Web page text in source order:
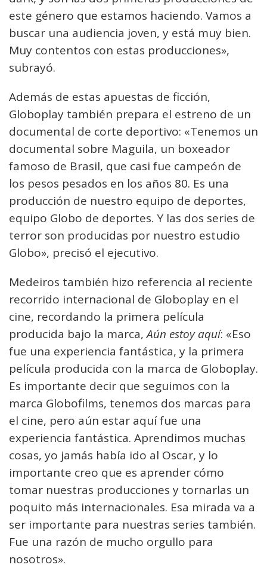
este género que estamos haciendo. Vamos a
buscar una audiencia joven, y está muy bien.
Muy contentos con estas producciones»,
subrayó.
Además de estas apuestas de ficción,
Globoplay también prepara el estreno de un
documental de corte deportivo: «Tenemos un
documental sobre Maguila, un boxeador
famoso de Brasil, que casi fue campeón de
los pesos pesados en los años 80. Es una
producción de nuestro equipo de deportes,
equipo Globo de deportes. Y las dos series de
terror son producidas por nuestro estudio
Globo», precisó el ejecutivo.
Medeiros también hizo referencia al reciente
recorrido internacional de Globoplay en el
cine, recordando la primera película
producida bajo la marca,Aún estoy aquí: «Eso
fue una experiencia fantástica, y la primera
película producida con la marca de Globoplay.
Es importante decir que seguimos con la
marca Globofilms, tenemos dos marcas para
el cine, pero aún estar aquí fue una
experiencia fantástica. Aprendimos muchas
cosas, yo jamás había ido al Oscar, y lo
importante creo que es aprender cómo
tomar nuestras producciones y tornarlas un
poquito más internacionales. Esa mirada va a
ser importante para nuestras series también.
Fue una razón de mucho orgullo para
nosotros».